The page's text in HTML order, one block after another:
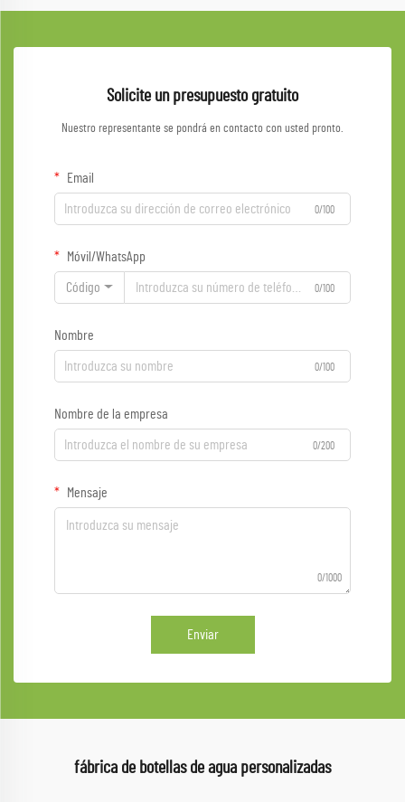
Solicite un presupuesto gratuito
Nuestro representante se pondrá en contacto con usted pronto.
Email
0/100
Móvil/WhatsApp
Código 0/100
Nombre
0/100
Nombre de la empresa
0/200
Mensaje
0/1000
Enviar
fábrica de botellas de agua personalizadas